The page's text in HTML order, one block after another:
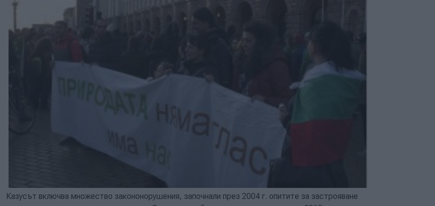
Казусът включва множество закононорушения, започнали през 2004 г. опитите за застрояване